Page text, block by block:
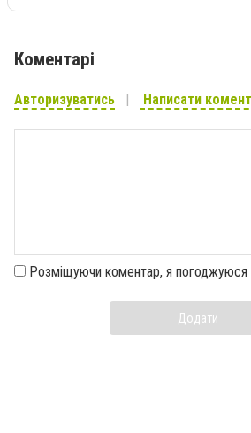
Коментарі
Авторизуватись Написати
Розміщуючи коментар, я погоджуюся
Додати